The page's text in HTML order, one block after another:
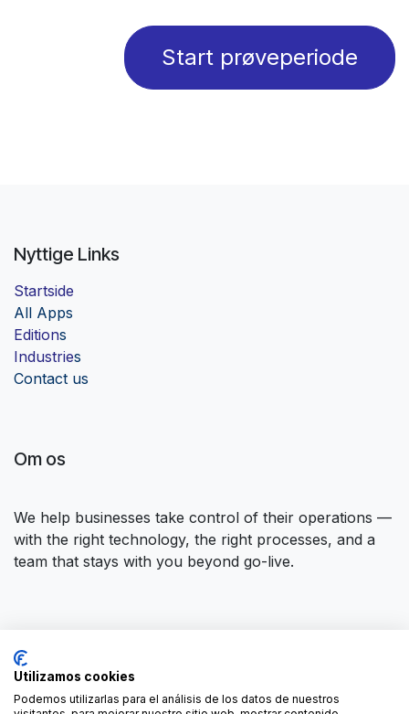
Start prøveperiode
Nyttige Links
Startside
All Apps
Editions
Industries
Contact us
Om os
We help businesses take control of their operations —
with the right technology, the right processes, and a
team that stays with you beyond go-live.
Kontakt os
contact@forgeflow.com
Utilizamos cookies
Podemos utilizarlas para el análisis de los datos de nuestros